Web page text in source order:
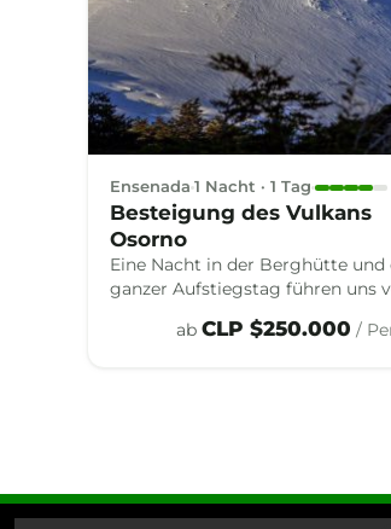
Ensenada 1 Nacht · 1 Tag
Besteigung des Vulkans
Osorno
Eine Nacht in der Berghütte und
ganzer Aufstiegstag führen uns
über seinen Gletscher bis zum
ab CLP $250.000 /